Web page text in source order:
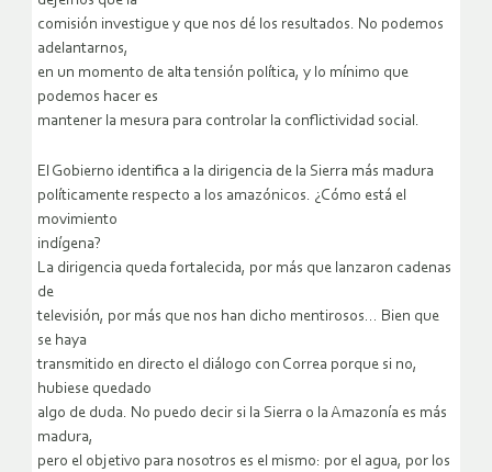
comisión investigue y que nos dé los resultados. No podemos
adelantarnos,
en un momento de alta tensión política, y lo mínimo que
podemos hacer es
mantener la mesura para controlar la conflictividad social.
El Gobierno identifica a la dirigencia de la Sierra más madura
políticamente respecto a los amazónicos. ¿Cómo está el
movimiento
indígena?
La dirigencia queda fortalecida, por más que lanzaron cadenas
de
televisión, por más que nos han dicho mentirosos… Bien que
se haya
transmitido en directo el diálogo con Correa porque si no,
hubiese quedado
algo de duda. No puedo decir si la Sierra o la Amazonía es más
madura,
pero el objetivo para nosotros es el mismo: por el agua, por los